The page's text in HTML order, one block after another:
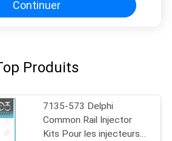
Continuer
Produits
7135-573 Delphi
Common Rail Injector
Kits Pour les injecteurs